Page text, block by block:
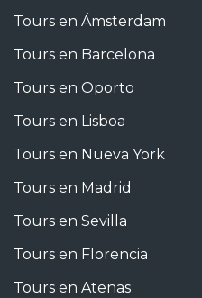
Tours en Ámsterdam
Tours en Barcelona
Tours en Oporto
Tours en Lisboa
Tours en Nueva York
Tours en Madrid
Tours en Sevilla
Tours en Florencia
Tours en Atenas